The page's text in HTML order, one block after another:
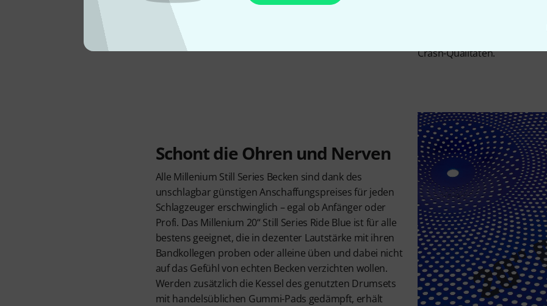
sich geringfügig vom Rest
Crash-Qualitäten.
Schont die Ohren und Nerven
Alle Millenium Still Series Becken sind dank des
unschlagbar günstigen Anschaffungspreises für jeden
Schlagzeuger erschwinglich – egal ob Anfänger oder
Profi. Das Millenium 20“ Still Series Ride Blue ist für alle
bestens geeignet, die in dezenter Lautstärke mit ihren
Bandkollegen proben oder alleine üben und dabei nicht
auf das Gefühl von echten Becken verzichten wollen.
Werden zusätzlich die Kessel des genutzten Drumsets
mit handelsüblichen Gummi-Pads gedämpft, erhält